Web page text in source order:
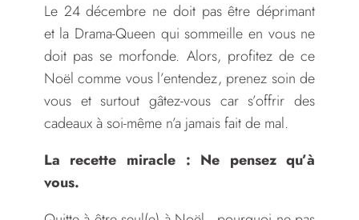
Le 24 décembre ne doit pas être déprimant
et la Drama-Queen qui sommeille en vous ne
doit pas se morfonde. Alors, profitez de ce
Noël comme vous l’entendez, prenez soin de
vous et surtout gâtez-vous car s’offrir des
cadeaux à soi-même n’a jamais fait de mal.
La recette miracle : Ne pensez qu’à
vous.